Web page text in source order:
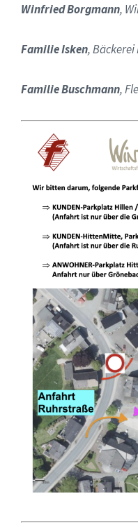
Winfried Borgmann,
Familie Isken,
Familie Buschmann,